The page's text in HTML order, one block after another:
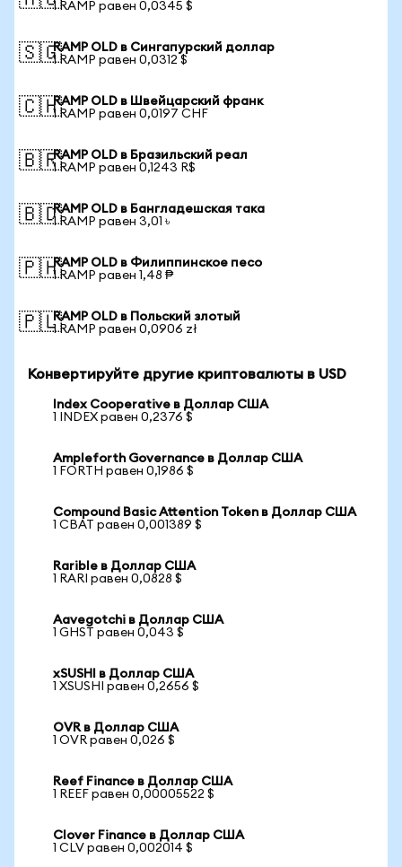
1 RAMP равен 0,0345 $
🇸🇬RAMP OLD в Сингапурский доллар
1 RAMP равен 0,0312 $
🇨🇭RAMP OLD в Швейцарский франк
1 RAMP равен 0,0197 CHF
🇧🇷RAMP OLD в Бразильский реал
1 RAMP равен 0,1243 R$
🇧🇩RAMP OLD в Бангладешская така
1 RAMP равен 3,01 ৳
🇵🇭RAMP OLD в Филиппинское песо
1 RAMP равен 1,48 ₱
🇵🇱RAMP OLD в Польский злотый
1 RAMP равен 0,0906 zł
Конвертируйте другие криптовалюты в USD
Index Cooperative в Доллар США
1 INDEX равен 0,2376 $
Ampleforth Governance в Доллар США
1 FORTH равен 0,1986 $
Compound Basic Attention Token в Доллар США
1 CBAT равен 0,001389 $
Rarible в Доллар США
1 RARI равен 0,0828 $
Aavegotchi в Доллар США
1 GHST равен 0,043 $
xSUSHI в Доллар США
1 XSUSHI равен 0,2656 $
OVR в Доллар США
1 OVR равен 0,026 $
Reef Finance в Доллар США
1 REEF равен 0,00005522 $
Clover Finance в Доллар США
1 CLV равен 0,002014 $